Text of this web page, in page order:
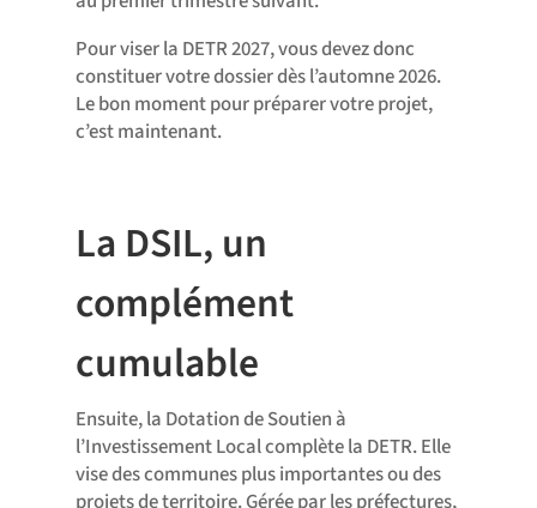
Pour viser la DETR 2027, vous devez donc
constituer votre dossier dès l’automne 2026.
Le bon moment pour préparer votre projet,
c’est maintenant.
La DSIL, un
complément
cumulable
Ensuite, la Dotation de Soutien à
l’Investissement Local complète la DETR. Elle
vise des communes plus importantes ou des
projets de territoire. Gérée par les préfectures,